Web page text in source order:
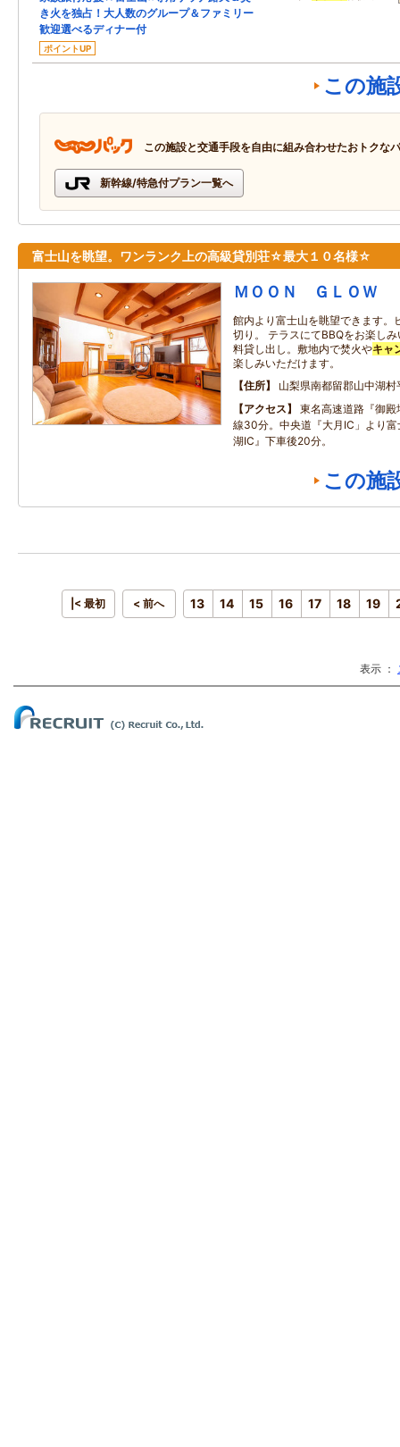
き火を独占！大人数のグループ＆ファミリー
歓迎選べるディナー付
ポイントUP
この施
この施設と交通手段を自由に組み合わせたおトクな
新幹線/特急付プラン一覧へ
富士山を眺望。ワンランク上の高級貸別荘☆最大１０名様☆
ＭＯＯＮ ＧＬＯＷ
館内より富士山を眺望できます。
切り。 テラスにてBBQをお楽し
料貸し出し。敷地内で焚火やキャ
楽しみいただけます。
住所
山梨県南都留郡山中湖
アクセス
東名高速道路『御
線30分。中央道『大月IC」より
湖IC』下車後20分。
この施
|< 最初 < 前へ 13 14 15 16 17 18 19
表示 ：